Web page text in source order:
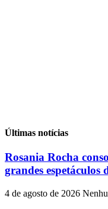
Últimas notícias
Rosania Rocha
grandes espetáculos
4 de agosto de 2026